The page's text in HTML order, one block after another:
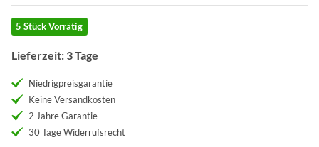
5 Stück Vorrätig
Lieferzeit: 3 Tage
Niedrigpreisgarantie
Keine Versandkosten
2 Jahre Garantie
30 Tage Widerrufsrecht